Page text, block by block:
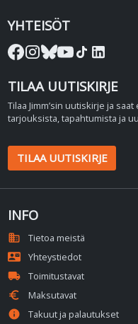
YHTEISÖT
TILAA UUTISKIRJE
Tilaa Jimm’sin uutiskirje ja
tarjouksista, tapahtumista ja
TILAA UUTISKIRJE
INFO
domain
Tietoa meistä
contact_mail
Yhteystiedot
local_shipping
Toimitustavat
euro
Maksutavat
info
Takuut ja palautukset